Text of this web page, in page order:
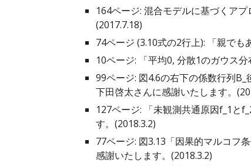
164ページ: 混合モデルに基づくア
(2017.7.18)
74ページ (3.10式の2行上): 「親で
10ページ: 「平均0, 分散1のガウス
99ページ: 図4.6の右下の係数行列
下田啓太さんに感謝いたします。
127ページ: 「未観測共通原因f_1と
す。(2018.3.2)
77ページ: 図3.13「因果的マルコフ
感謝いたします。(2018.3.2)